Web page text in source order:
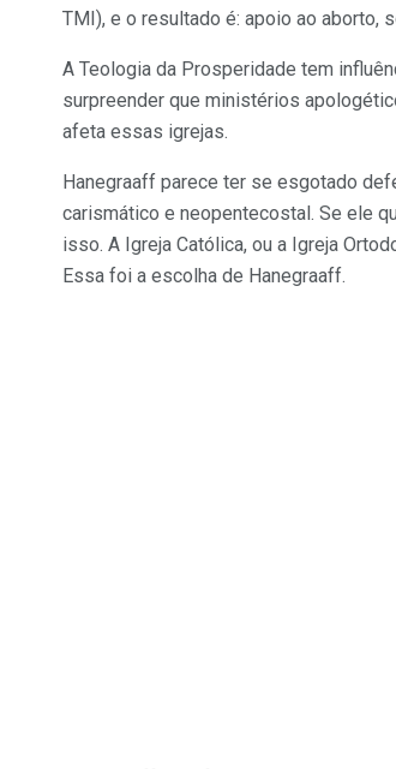
TMI), e o resultado é: apoio ao aborto,
A Teologia da Prosperidade tem
surpreender que ministérios
afeta essas igrejas.
Hanegraaff parece ter se esgotado
carismático e neopentecostal. Se ele
isso. A Igreja Católica, ou a Igreja
Essa foi a escolha de Hanegraaff.